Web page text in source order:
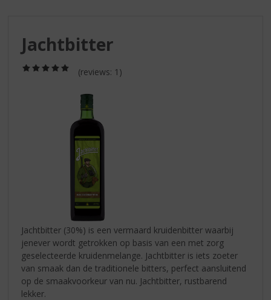
Jachtbitter
/
(reviews: 1)
Jachtbitter (30%) is een vermaard kruidenbitter waarbij
jenever wordt getrokken op basis van een met zorg
geselecteerde kruidenmelange. Jachtbitter is iets zoeter
van smaak dan de traditionele bitters, perfect aansluitend
op de smaakvoorkeur van nu. Jachtbitter, rustbarend
lekker.